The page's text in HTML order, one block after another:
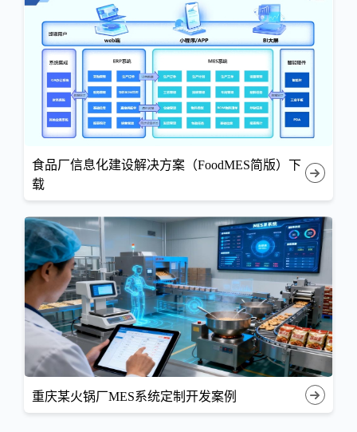
食品厂信息化建设解决方案（FoodMES简版）下
载
重庆某火锅厂MES系统定制开发案例